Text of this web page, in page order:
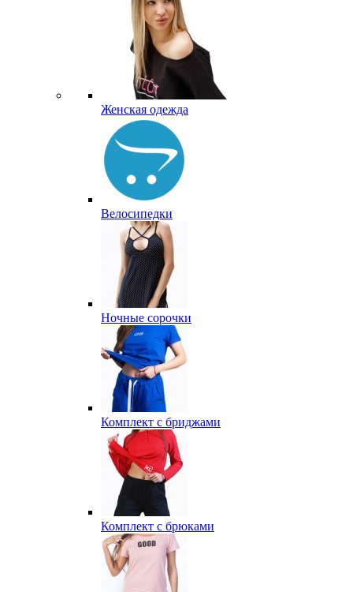
Женская одежда
Велосипедки
Ночные сорочки
Комплект с бриджами
Комплект с брюками